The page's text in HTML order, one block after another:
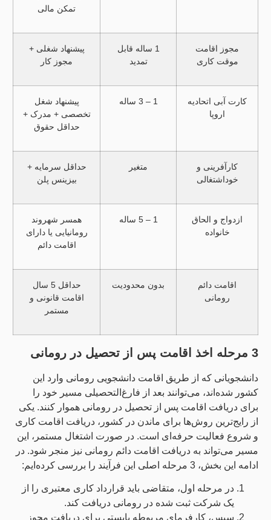
تمکن مالی
مجوز اقامت
موقت کاری
1 ساله قابل
تمدید
پیشنهاد شغلی +
مجوز کار
کارت آبی اتحادیه
اروپا
1 – 3 ساله
پیشنهاد شغل
تخصصی + مدرک +
حداقل حقوق
کارآفرینی و
خوداشتغالی
متغیر
حداقل سرمایه +
بیزینس پلن
ازدواج و الحاق
خانواده
1 – 5 ساله
همسر شهروند
رومانیایی یا دارای
اقامت دائم
اقامت دائم
رومانی
بدون محدودیت
حداقل 5 سال
اقامت قانونی و
مستمر
3 مرحله اخذ اقامت پس از تحصیل در رومانی
دانشجویانی که از طریق اقامت دانشجویی رومانی وارد این
کشور شده‌اند، می‌توانند بعد از فارغ‌التحصیلی مسیر خود را
برای دریافت اقامت پس از تحصیل در رومانی هموار کنند. یکی
از رایج‌ترین روش‌ها برای ماندن در کشور، دریافت اقامت کاری
و شروع فعالیت حرفه‌ای است. در صورت اشتغال مستمر، این
مسیر می‌تواند به دریافت اقامت دائم رومانی نیز منجر شود. در
ادامه این بخش، 3 مرحله اصلی این فرآیند را بررسی کرده‌ایم:
در مرحله اول، متقاضی باید قرارداد کاری معتبری را از
یک شرکت ثبت شده در رومانی دریافت کند.
سپس، کارفرمای مربوطه بایستی برای دریافت مجوز